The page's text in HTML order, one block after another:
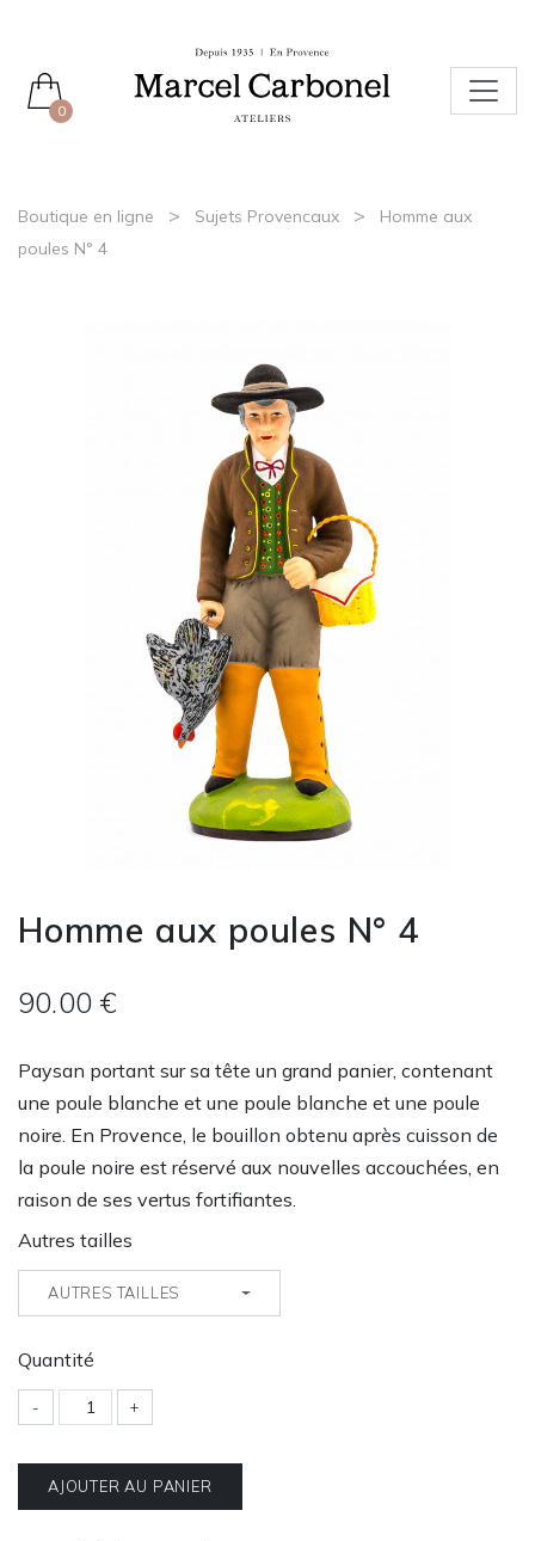
0
Boutique en ligne > Sujets Provencaux >
Homme aux
poules N° 4
Homme aux poules N° 4
90.00 €
Paysan portant sur sa tête un grand panier, contenant
une poule blanche et une poule blanche et une poule
noire. En Provence, le bouillon obtenu après cuisson de
la poule noire est réservé aux nouvelles accouchées, en
raison de ses vertus fortifiantes.
Autres tailles
AUTRES TAILLES
Quantité
- +
AJOUTER AU PANIER